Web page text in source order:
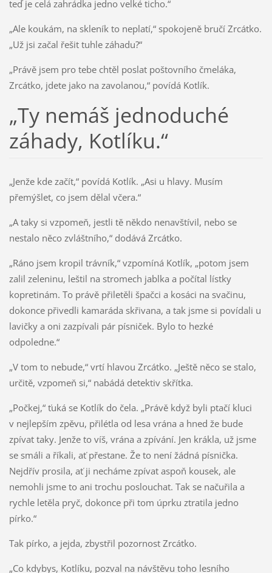
teď je celá zahrádka jedno velké ticho.“
„Ale koukám, na skleník to neplatí,“ spokojeně bručí Zrcátko.
„Už jsi začal řešit tuhle záhadu?“
„Právě jsem pro tebe chtěl poslat poštovního čmeláka,
Zrcátko, jdete jako na zavolanou,“ povídá Kotlík.
„Ty nemáš jednoduché
záhady, Kotlíku.“
„Jenže kde začít,“ povídá Kotlík. „Asi u hlavy. Musím
přemýšlet, co jsem dělal včera.“
„A taky si vzpomeň, jestli tě někdo nenavštívil, nebo se
nestalo něco zvláštního,“ dodává Zrcátko.
„Ráno jsem kropil trávník,“ vzpomíná Kotlík, „potom jsem
zalil zeleninu, leštil na stromech jablka a počítal lístky
kopretinám. To právě přiletěli špačci a kosáci na svačinu,
dokonce přivedli kamaráda skřivana, a tak jsme si povídali u
lavičky a oni zazpívali pár písniček. Bylo to hezké
odpoledne.“
„V tom to nebude,“ vrtí hlavou Zrcátko. „Ještě něco se stalo,
určitě, vzpomeň si,“ nabádá detektiv skřítka.
„Počkej,“ ťuká se Kotlík do čela. „Právě když byli ptačí kluci
v nejlepším zpěvu, přilétla od lesa vrána a hned že bude
zpívat taky. Jenže to víš, vrána a zpívání. Jen krákla, už jsme
se smáli a říkali, ať přestane. Že to není žádná písnička.
Nejdřív prosila, ať ji necháme zpívat aspoň kousek, ale
nemohli jsme to ani trochu poslouchat. Tak se načuřila a
rychle letěla pryč, dokonce při tom úprku ztratila jedno
pírko.“
Tak pírko, a jejda, zbystřil pozornost Zrcátko.
„Co kdybys, Kotlíku, pozval na návštěvu toho lesního